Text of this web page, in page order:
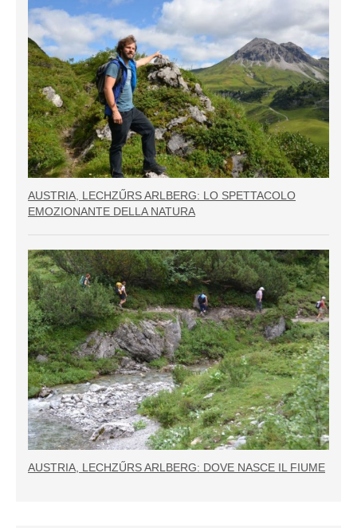
AUSTRIA, LECHZŰRS ARLBERG: LO SPETTACOLO
EMOZIONANTE DELLA NATURA
AUSTRIA, LECHZŰRS ARLBERG: DOVE NASCE IL FIUME